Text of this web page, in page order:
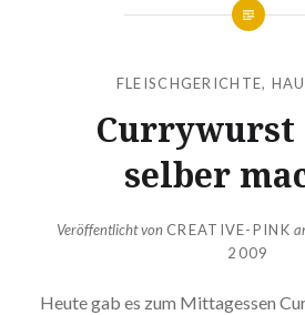
FLEISCHGERICHTE,
Cur­ry­wurst
selber
Veröffentlicht von CREATIVE-PINK
2009
Heute gab es zum Mit­tag­essen